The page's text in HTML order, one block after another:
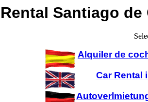
Santiago
Alquiler de
Car Rental